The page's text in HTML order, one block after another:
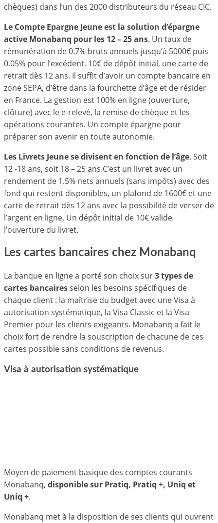
chèques) dans l’un des 2000 distributeurs du réseau CIC.
Le Compte Epargne Jeune est la solution d’épargne
active Monabanq pour les 12 – 25 ans. Un taux de
rémunération de 0.7% bruts annuels jusqu’à 5000€ puis
0.05% pour l’excédent. 10€ de dépôt initial, une carte de
retrait dès 12 ans. Il suffit d’avoir un compte bancaire en
zone SEPA, d’être dans la fourchette d’âge et de résider
en France. La gestion est 100% en ligne (ouverture,
clôture) avec le e-relevé, la remise de chèque et les
opérations courantes. Un compte épargne pour
préparer son avenir en toute autonomie.
Les Livrets Jeune se divisent en fonction de l’âge. Soit
12 -18 ans, soit 18 – 25 ans.C’est un livret avec un
rendement de 1.5% nets annuels (sans impôts) avec des
fond qui restent disponibles, un plafond de 1600€ et une
carte de retrait dès 12 ans avec la possibilité de verser de
l’argent en ligne. Un dépôt initial de 10€ valide
l’ouverture du livret.
Les cartes bancaires chez Monabanq
La banque en ligne a porté son choix sur3 types de
cartes bancairesselon les besoins spécifiques de
chaque client : la maîtrise du budget avec une Visa à
autorisation systématique, la Visa Classic et la Visa
Premier pour les clients exigeants. Monabanq a fait le
choix fort de rendre la souscription de chacune de ces
cartes possible sans conditions de revenus.
Visa à autorisation systématique
Moyen de paiement basique des comptes courants
Monabanq, disponible sur Pratiq, Pratiq +, Uniq et
Uniq +.
Monabanq met à la disposition de ses clients qui ouvrent